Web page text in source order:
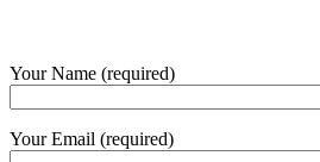
Your Name (required)
Your Email (required)